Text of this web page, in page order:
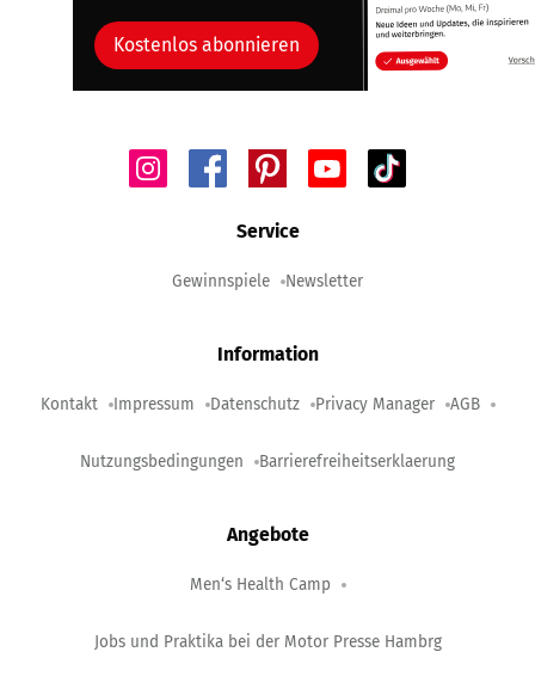
Kostenlos abonnieren
Service
Gewinnspiele Newsletter
Information
Kontakt Impressum Datenschutz Privacy Manager AGB
Nutzungsbedingungen Barrierefreiheitserklaerung
Angebote
Men‘s Health Camp
Jobs und Praktika bei der Motor Presse Hambrg